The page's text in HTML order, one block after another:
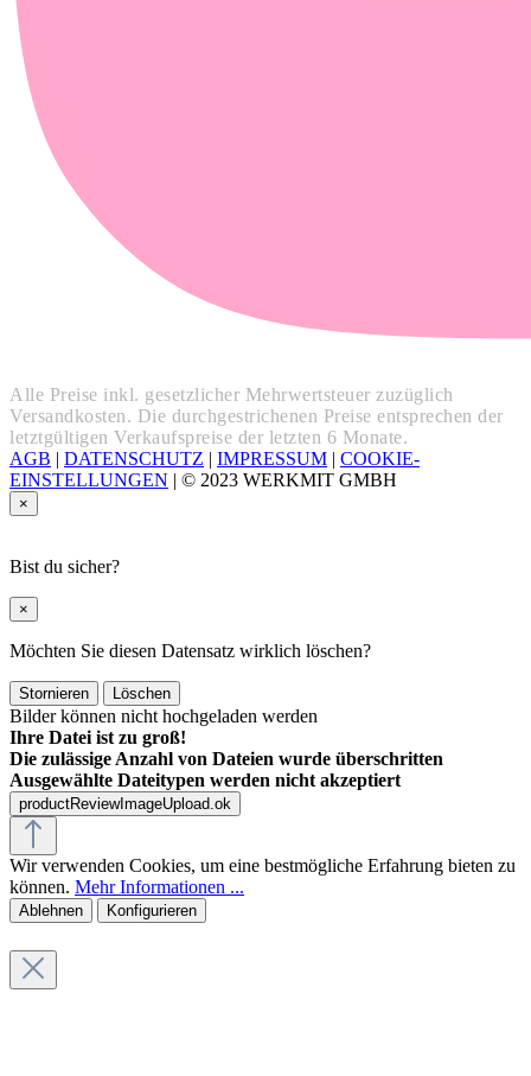
Alle Preise inkl. gesetzlicher Mehrwertsteuer zuzüglich
Versandkosten. Die durchgestrichenen Preise entsprechen der
letztgültigen Verkaufspreise der letzten 6 Monate.
AGB
DATENSCHUTZ IMPRESSUM
COOKIE-
EINSTELLUNGEN
© 2023 WERKMIT GMBH
×
Bist du sicher?
×
Möchten Sie diesen Datensatz wirklich löschen?
Stornieren Löschen
Bilder können nicht hochgeladen werden
Ihre Datei ist zu groß!
Die zulässige Anzahl von Dateien wurde überschritten
Ausgewählte Dateitypen werden nicht akzeptiert
productReviewImageUpload.ok
Wir verwenden Cookies, um eine bestmögliche Erfahrung bieten zu
können. Mehr Informationen ...
Ablehnen Konfigurieren